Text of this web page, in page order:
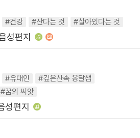
#건강 #산다는 것 #살아있다는 것
#유대인
#깊은산속 옹달샘
#꿈의 씨앗